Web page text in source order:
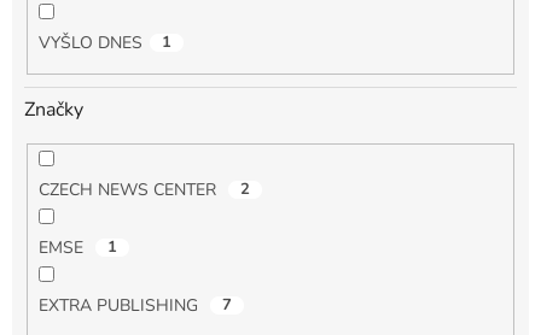
VYŠLO DNES 1
Značky
CZECH NEWS CENTER 2
EMSE 1
EXTRA PUBLISHING 7